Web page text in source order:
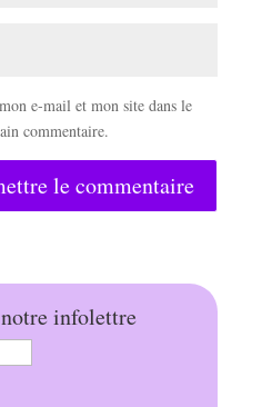
infolettre
e-mail et mon site dans le
commentaire.
le commentaire